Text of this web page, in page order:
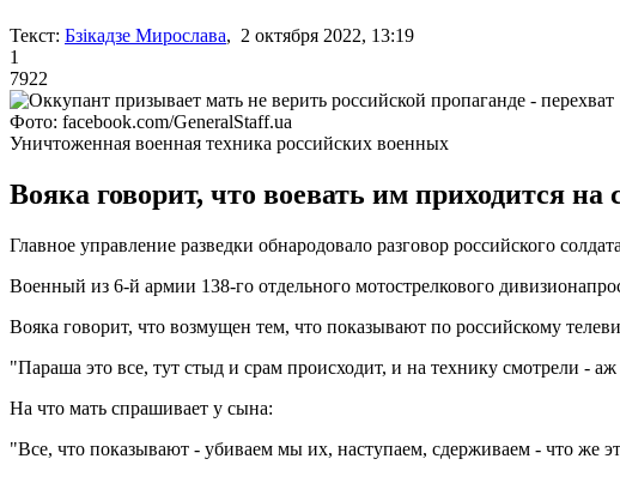
Текст: Бзікадзе Мирослава, 2 октября 2022, 13:19
1
7922
Фото: facebook.com/GeneralStaff.ua
Уничтоженная военная техника российских военных
Вояка говорит, что воевать им приходится
Главное управление разведки обнародовало разговор российского
Военный из 6-й армии 138-го отдельного мотострелкового
Вояка говорит, что возмущен тем, что показывают по российскому
"Параша это все, тут стыд и срам происходит, и на технику смотрели -
На что мать спрашивает у сына:
"Все, что показывают - убиваем мы их, наступаем, сдерживаем - что же